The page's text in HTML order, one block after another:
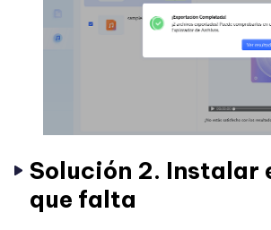
Solución 2. Instalar
que falta